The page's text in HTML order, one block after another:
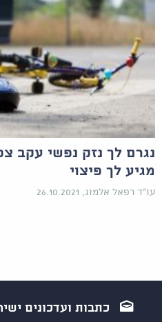
נגרם לך נזק נפשי עקב
מגיע לך פיצוי
עו"ד רפאל אלמוג, 26.10.2021
כתבות ועדכונים